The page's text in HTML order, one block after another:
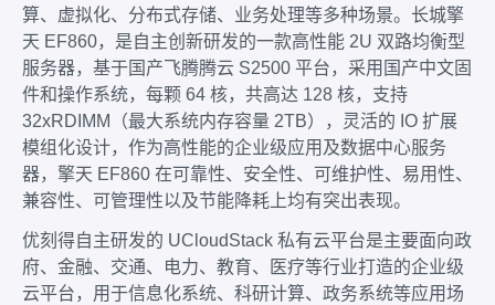
算、虚拟化、分布式存储、业务处理等多种场景。长城擎
天 EF860，是自主创新研发的一款高性能 2U 双路均衡型
服务器，基于国产飞腾腾云 S2500 平台，采用国产中文固
件和操作系统，每颗 64 核，共高达 128 核，支持
32xRDIMM（最大系统内存容量 2TB），灵活的 IO 扩展
模组化设计，作为高性能的企业级应用及数据中心服务
器，擎天 EF860 在可靠性、安全性、可维护性、易用性、
兼容性、可管理性以及节能降耗上均有突出表现。
优刻得自主研发的 UCloudStack 私有云平台是主要面向政
府、金融、交通、电力、教育、医疗等行业打造的企业级
云平台，用于信息化系统、科研计算、政务系统等应用场